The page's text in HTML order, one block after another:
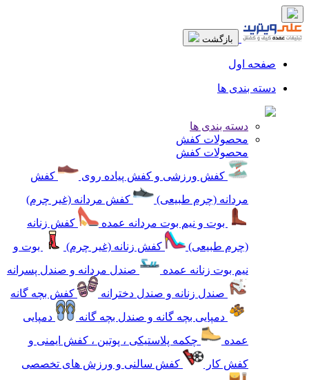
بازگشت
صفحه اول
دسته بندی ها
دسته بندی ها
محصولات کفش
محصولات کفش
کفش ورزشی و کفش پیاده روی
کفش
مردانه (چرم طبیعی)
کفش مردانه (غیر چرم)
بوت و نیم بوت مردانه عمده
کفش زنانه
(چرم طبیعی)
کفش زنانه (غیر چرم)
بوت و
نیم بوت زنانه عمده
صندل مردانه و صندل پسرانه
صندل زنانه و صندل دخترانه
کفش بچه گانه
دمپایی بچه گانه و صندل بچه گانه
دمپایی
عمده
چکمه پلاستیکی ، پوتین ، کفش ایمنی و
کفش کار
کفش سالنی و ورزش های تخصصی